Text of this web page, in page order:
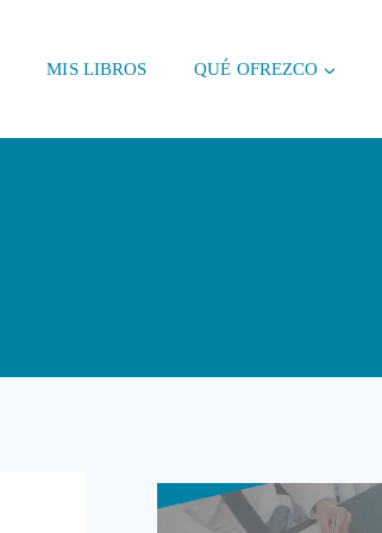
MIS LIBROS QUÉ OFREZCO